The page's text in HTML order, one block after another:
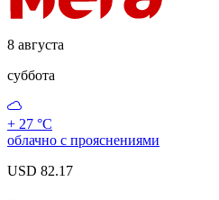
8 августа
суббота
+ 27 °С
облачно с прояснениями
USD 82.17